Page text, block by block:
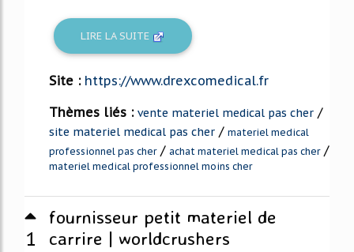
LIRE LA SUITE
Site : https://www.drexcomedical.fr
Thèmes liés : vente materiel medical pas cher /
site materiel medical pas cher / materiel medical
professionnel pas cher/ achat materiel medical pas cher/
materiel medical professionnel moins cher
1
fournisseur petit materiel de
carrire | worldcrushers